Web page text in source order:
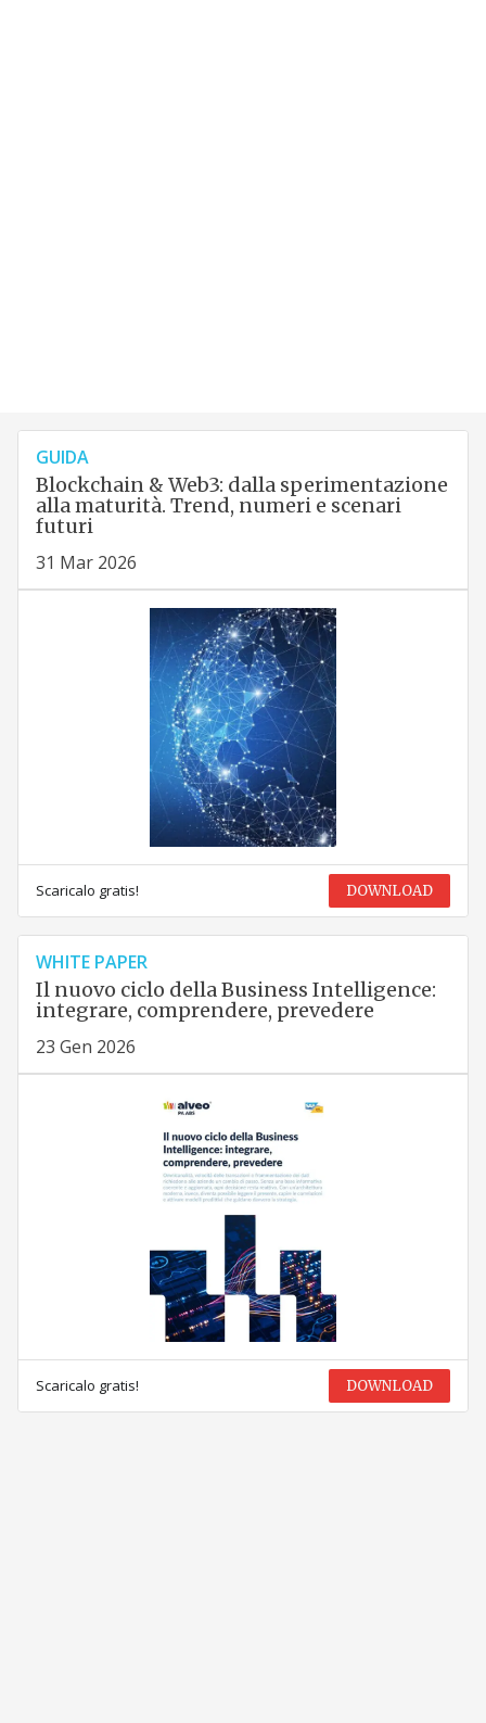
GUIDA
Blockchain & Web3: dalla sperimentazione
alla maturità. Trend, numeri e scenari
futuri
31 Mar 2026
Scaricalo gratis! DOWNLOAD
WHITE PAPER
Il nuovo ciclo della Business Intelligence:
integrare, comprendere, prevedere
23 Gen 2026
Scaricalo gratis! DOWNLOAD